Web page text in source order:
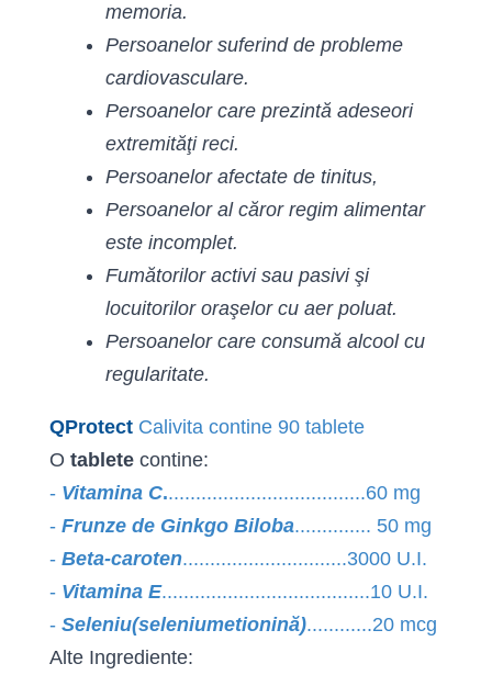
memoria.
Persoanelor suferind de probleme
cardiovasculare.
Persoanelor care prezintă adeseori
extremităţi reci.
Persoanelor afectate de tinitus,
Persoanelor al căror regim alimentar
este incomplet.
Fumătorilor activi sau pasivi şi
locuitorilor oraşelor cu aer poluat.
Persoanelor care consumă alcool cu
regularitate.
QProtect Calivita contine 90 tablete
O tablete contine:
- Vitamina C.....................................60 mg
- Frunze de Ginkgo Biloba.............. 50 mg
- Beta-caroten..............................3000 U.I.
- Vitamina E......................................10 U.I.
- Seleniu(seleniumetionină)............20 mcg
Alte Ingrediente: